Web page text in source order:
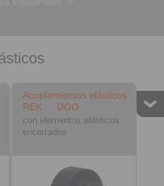
Acoplamientos elásticos
REK … DGO
con elementos elásticos
encerrados